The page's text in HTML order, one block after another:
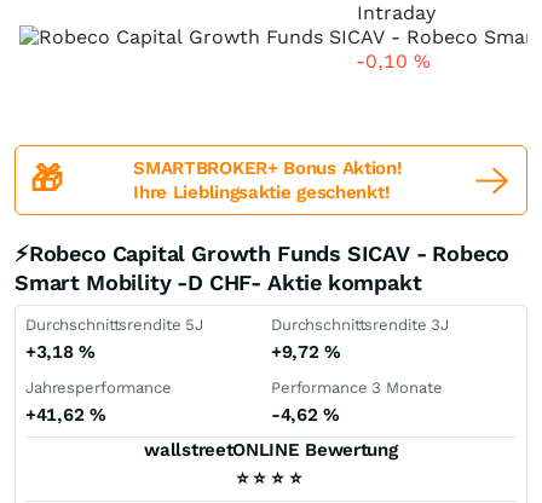
Intraday
-0,10 %
🎁
SMARTBROKER+ Bonus Aktion!
Ihre Lieblingsaktie geschenkt!
⚡Robeco Capital Growth Funds SICAV - Robeco
Smart Mobility -D CHF- Aktie kompakt
Durchschnittsrendite 5J
+3,18%
Durchschnittsrendite 3J
+9,72%
Jahresperformance
+41,62 %
Performance 3 Monate
-4,62%
wallstreetONLINE Bewertung
⭐ ⭐ ⭐ ⭐